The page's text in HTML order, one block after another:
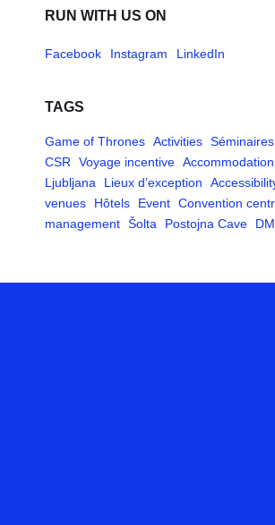
RUN WITH US ON
Facebook Instagram LinkedIn
TAGS
Game of Thrones Activities Séminaires
CSR
Voyage incentive Accommodation
Ljubljana
Lieux d’exception
venues
Hôtels Event Convention
management Šolta Postojna Cave